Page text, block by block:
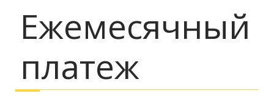
Ежемесячный
платеж